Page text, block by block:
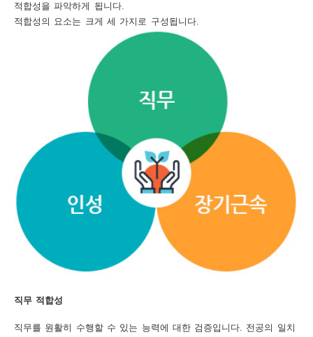
보
적합성을 파악하게 됩니다.
적합성의 요소는 크게 세 가지로 구성됩니다.
직무 적합성
직무를 원활히 수행할 수 있는 능력에 대한 검증입니다. 전공의 일치
업
우
취